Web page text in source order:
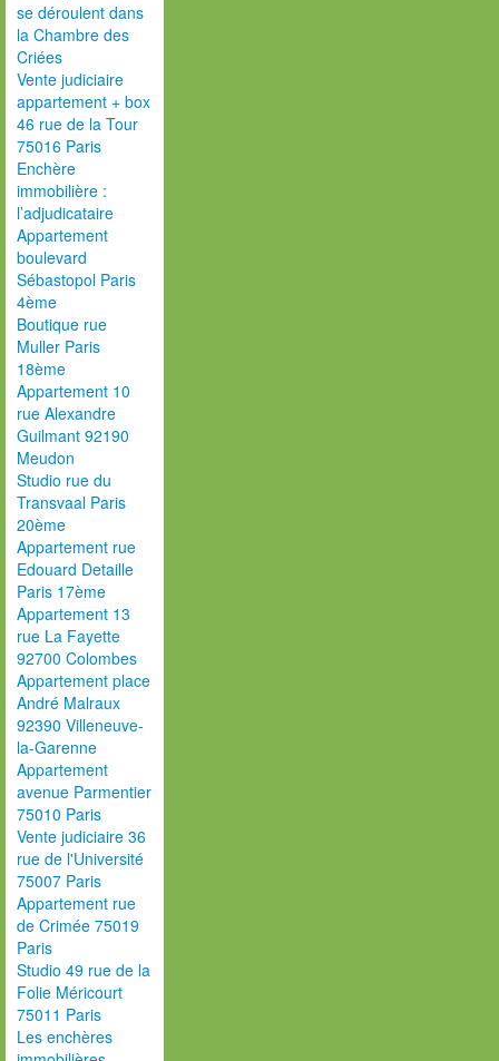
se déroulent dans
la Chambre des
Criées
Vente judiciaire
appartement + box
46 rue de la Tour
75016 Paris
Enchère
immobilière :
l’adjudicataire
Appartement
boulevard
Sébastopol Paris
4ème
Boutique rue
Muller Paris
18ème
Appartement 10
rue Alexandre
Guilmant 92190
Meudon
Studio rue du
Transvaal Paris
20ème
Appartement rue
Edouard Detaille
Paris 17ème
Appartement 13
rue La Fayette
92700 Colombes
Appartement place
André Malraux
92390 Villeneuve-
la-Garenne
Appartement
avenue Parmentier
75010 Paris
Vente judiciaire 36
rue de l'Université
75007 Paris
Appartement rue
de Crimée 75019
Paris
Studio 49 rue de la
Folie Méricourt
75011 Paris
Les enchères